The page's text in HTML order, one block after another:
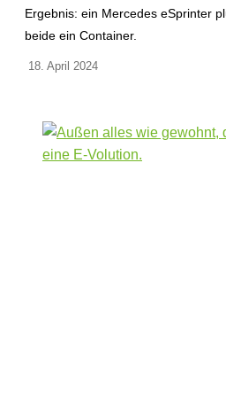
Ergebnis: ein Mercedes eSprinter
beide ein Container.
18. April 2024